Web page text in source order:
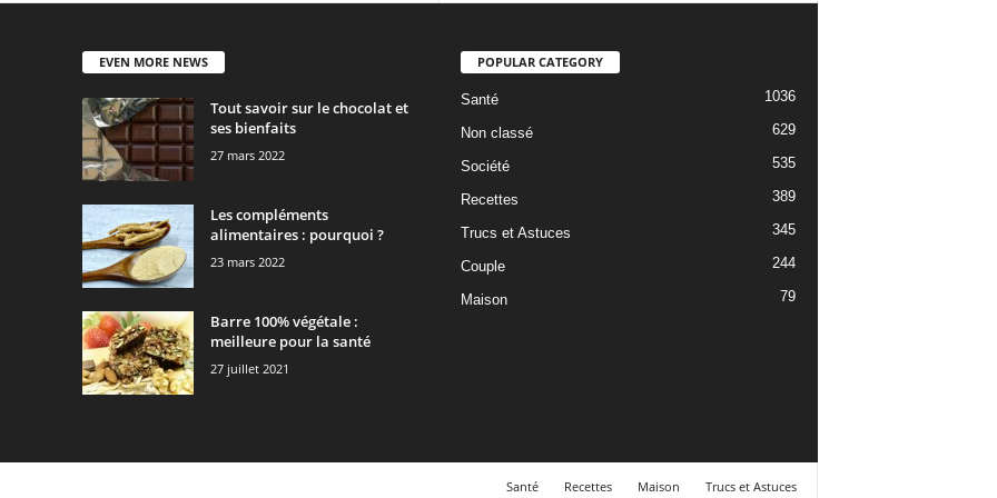
EVEN MORE NEWS
Tout savoir sur le chocolat et
ses bienfaits
27 mars 2022
Les compléments
alimentaires : pourquoi ?
23 mars 2022
Barre 100% végétale :
meilleure pour la santé
27 juillet 2021
POPULAR CATEGORY
Santé 1036
Non classé 629
Société 535
Recettes 389
Trucs et Astuces 345
Couple 244
Maison 79
Santé Recettes Maison Trucs et Astuces